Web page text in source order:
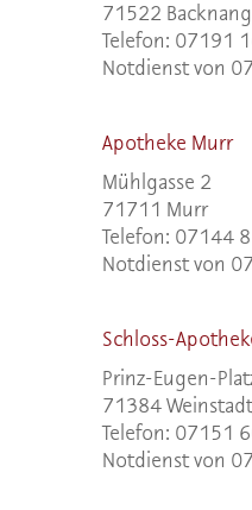
71522 Backnang
Telefon: 07191
Notdienst von
Apotheke Murr
Mühlgasse 2
71711 Murr
Telefon: 07144
Notdienst von
Schloss-
Prinz-Eugen-
71384
Telefon: 07151
Notdienst von